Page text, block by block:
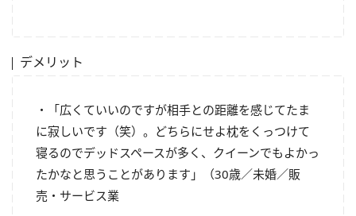
デメリット
・「広くていいのですが相手との距離を感じてたま
に寂しいです（笑）。どちらにせよ枕をくっつけて
寝るのでデッドスペースが多く、クイーンでもよかっ
たかなと思うことがあります」（30歳／未婚／販
売・サービス業